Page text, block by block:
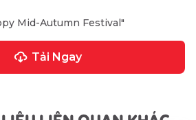
Mid-Autumn Festival"
Tải Ngay